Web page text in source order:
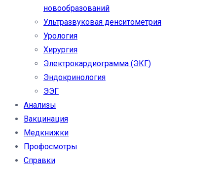
новообразований
Ультразвуковая денситометрия
Урология
Хирургия
Электрокардиограмма (ЭКГ)
Эндокринология
ЭЭГ
Анализы
Вакцинация
Медкнижки
Профосмотры
Справки